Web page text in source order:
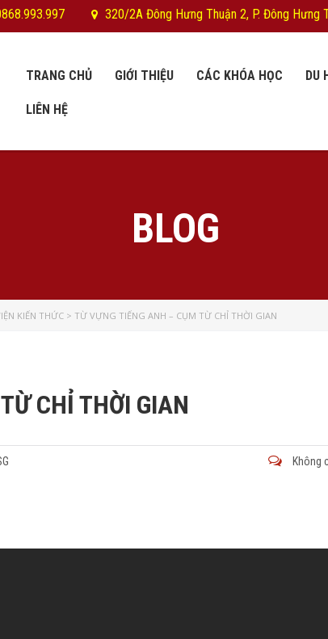
320/2A Đông Hưng Thuận 2, P. Đông Hưng
TRANG CHỦ GIỚI THIỆU CÁC KHÓA HỌC DU
LIÊN HỆ
BLOG
KIẾN THỨC > TỪ VỰNG TIẾNG ANH – CỤM TỪ CHỈ THỜI GIAN
CHỈ THỜI GIAN
Không